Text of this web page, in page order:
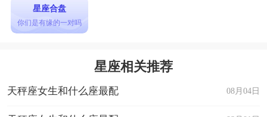
星座合盘
你们是有缘的一对吗
星座相关推荐
08月04日
天秤座女生和什么座最配